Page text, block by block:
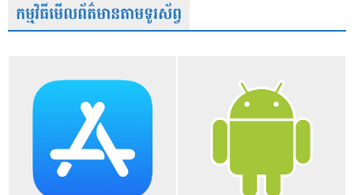
កម្មវិធីមើលព័ត៌មានតាមទូរស័ព្វ